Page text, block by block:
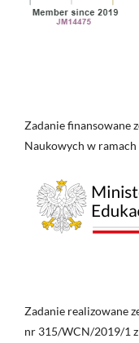
Zadanie finansowane
Naukowych w
Zadanie realizowane
nr 315/WCN/2019/1